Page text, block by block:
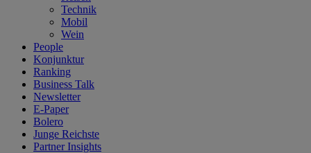
Technik
Mobil
Wein
People
Konjunktur
Ranking
Business Talk
Newsletter
E-Paper
Bolero
Junge Reichste
Partner Insights